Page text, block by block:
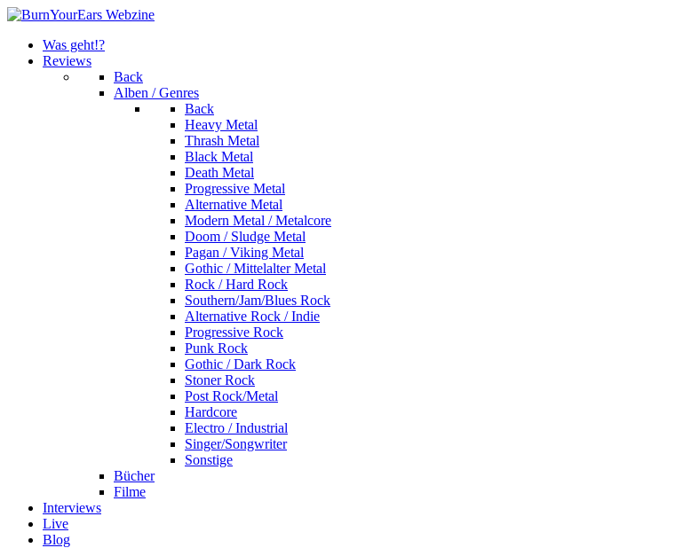
Was geht!?
Reviews
Back
Alben / Genres
Back
Heavy Metal
Thrash Metal
Black Metal
Death Metal
Progressive Metal
Alternative Metal
Modern Metal / Metalcore
Doom / Sludge Metal
Pagan / Viking Metal
Gothic / Mittelalter Metal
Rock / Hard Rock
Southern/Jam/Blues Rock
Alternative Rock / Indie
Progressive Rock
Punk Rock
Gothic / Dark Rock
Stoner Rock
Post Rock/Metal
Hardcore
Electro / Industrial
Singer/Songwriter
Sonstige
Bücher
Filme
Interviews
Live
Blog